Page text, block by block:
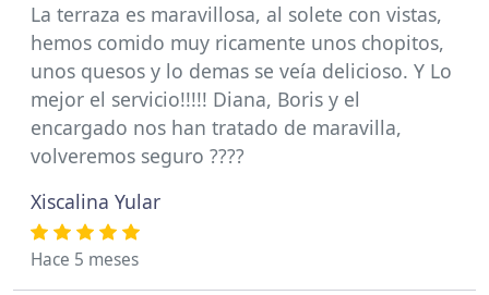
La terraza es maravillosa, al solete con vistas,
hemos comido muy ricamente unos chopitos,
unos quesos y lo demas se veía delicioso. Y Lo
mejor el servicio!!!!! Diana, Boris y el
encargado nos han tratado de maravilla,
volveremos seguro ????
Xiscalina Yular
Hace 5 meses